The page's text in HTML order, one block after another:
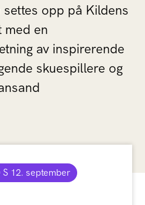
opp på Kildens
med en
av inspirerende
skuespillere og
S 12. september